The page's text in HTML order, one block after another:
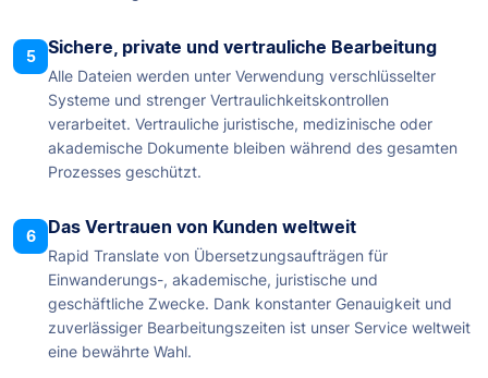
5 Sichere, private und vertrauliche Bearbeitung
Alle Dateien werden unter Verwendung verschlüsselter
Systeme und strenger Vertraulichkeitskontrollen
verarbeitet. Vertrauliche juristische, medizinische oder
akademische Dokumente bleiben während des gesamten
Prozesses geschützt.
6 Das Vertrauen von Kunden weltweit
Rapid Translate von Übersetzungsaufträgen für
Einwanderungs-, akademische, juristische und
geschäftliche Zwecke. Dank konstanter Genauigkeit und
zuverlässiger Bearbeitungszeiten ist unser Service weltweit
eine bewährte Wahl.